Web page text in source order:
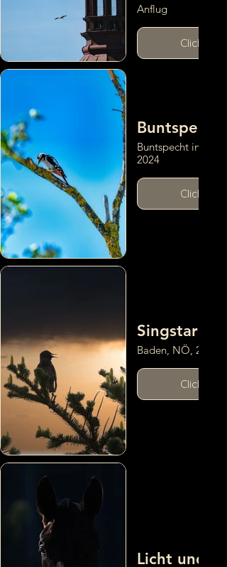
Anflug
Click here
Buntspecht
Buntspecht in
2024
Click here
Singstar
Baden, NÖ, 2024
Click here
Licht und